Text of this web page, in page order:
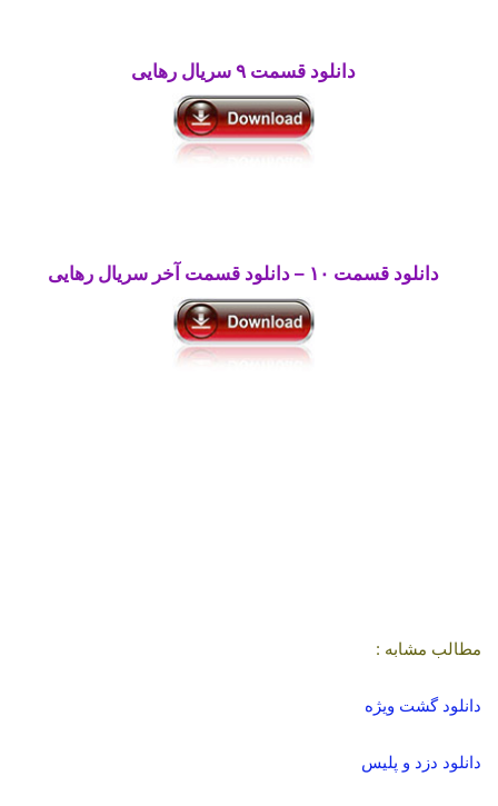
دانلود قسمت ۹ سریال رهایی
دانلود قسمت ۱۰ – دانلود قسمت آخر سریال رهایی
مطالب مشابه :
دانلود گشت ویژه
دانلود دزد و پلیس